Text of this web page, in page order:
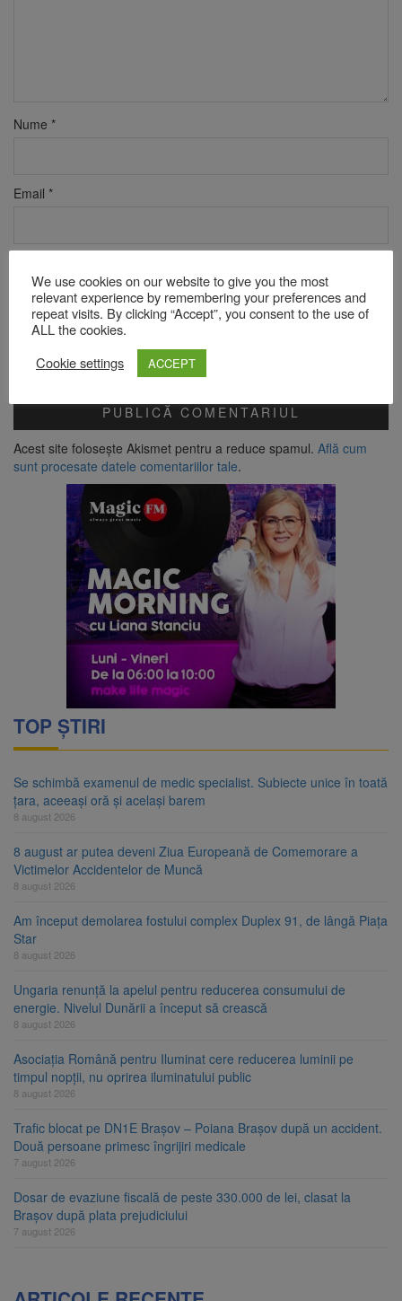
Nume *
Email *
Verificare anti-robot
Click pentru a începe verificarea
Acest site folosește Akismet pentru a reduce spamul. Află cum
sunt procesate datele comentariilor tale.
TOP ȘTIRI
Se schimbă examenul de medic specialist. Subiecte unice în toată
țara, aceeași oră și același barem
8 august 2026
8 august ar putea deveni Ziua Europeană de Comemorare a
Victimelor Accidentelor de Muncă
8 august 2026
Am început demolarea fostului complex Duplex 91, de lângă Piața
Star
8 august 2026
Ungaria renunță la apelul pentru reducerea consumului de
energie. Nivelul Dunării a început să crească
8 august 2026
Asociația Română pentru Iluminat cere reducerea luminii pe
timpul nopții, nu oprirea iluminatului public
8 august 2026
Trafic blocat pe DN1E Brașov – Poiana Brașov după un accident.
Două persoane primesc îngrijiri medicale
7 august 2026
Dosar de evaziune fiscală de peste 330.000 de lei, clasat la
Brașov după plata prejudiciului
7 august 2026
We use cookies on our website to give you the most
relevant experience by remembering your preferences and
repeat visits. By clicking “Accept”, you consent to the use of
ALL the cookies.
Cookie settings
ACCEPT